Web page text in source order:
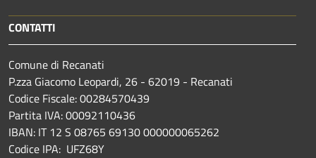
CONTATTI
Comune di Recanati
P.zza Giacomo Leopardi, 26 - 62019 - Recanati
Codice Fiscale: 00284570439
Partita IVA: 00092110436
IBAN: IT 12 S 08765 69130 000000065262
Codice IPA: UFZ68Y